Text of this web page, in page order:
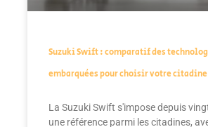
Suzuki Swift : comparatif des
embarquées pour choisir votre
La Suzuki Swift s'impose depuis
une référence parmi les citadines,